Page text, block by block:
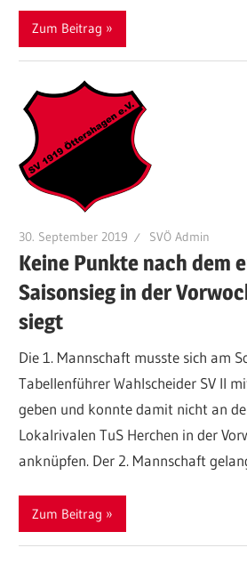
Zum Beitrag
30. September 2019 SVÖ Admin
Keine Punkte nach dem
Saisonsieg in der
siegt
Die 1. Mannschaft musste sich am
Tabellenführer Wahlscheider SV II
geben und konnte damit nicht an
Lokalrivalen TuS Herchen in der
anknüpfen. Der 2. Mannschaft
Zum Beitrag